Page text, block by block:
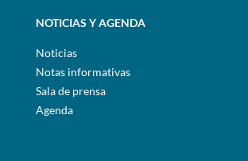
NOTICIAS Y AGENDA
Noticias
Notas informativas
Sala de prensa
Agenda